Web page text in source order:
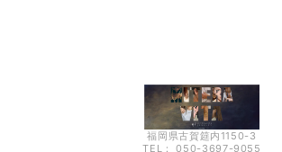
福岡県古賀筵内1150-3
TEL： 050-3697-9055